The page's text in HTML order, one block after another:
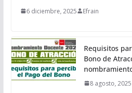
6 diciembre, 2025 Efrain
Requisitos
Bono de
8 agosto, 2025